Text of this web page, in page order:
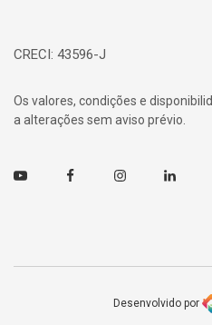
CRECI: 43596-J
Os valores, condições e
a alterações sem aviso prévio.
Youtube FacebookInstagramLinkedin
Desenvolvido por